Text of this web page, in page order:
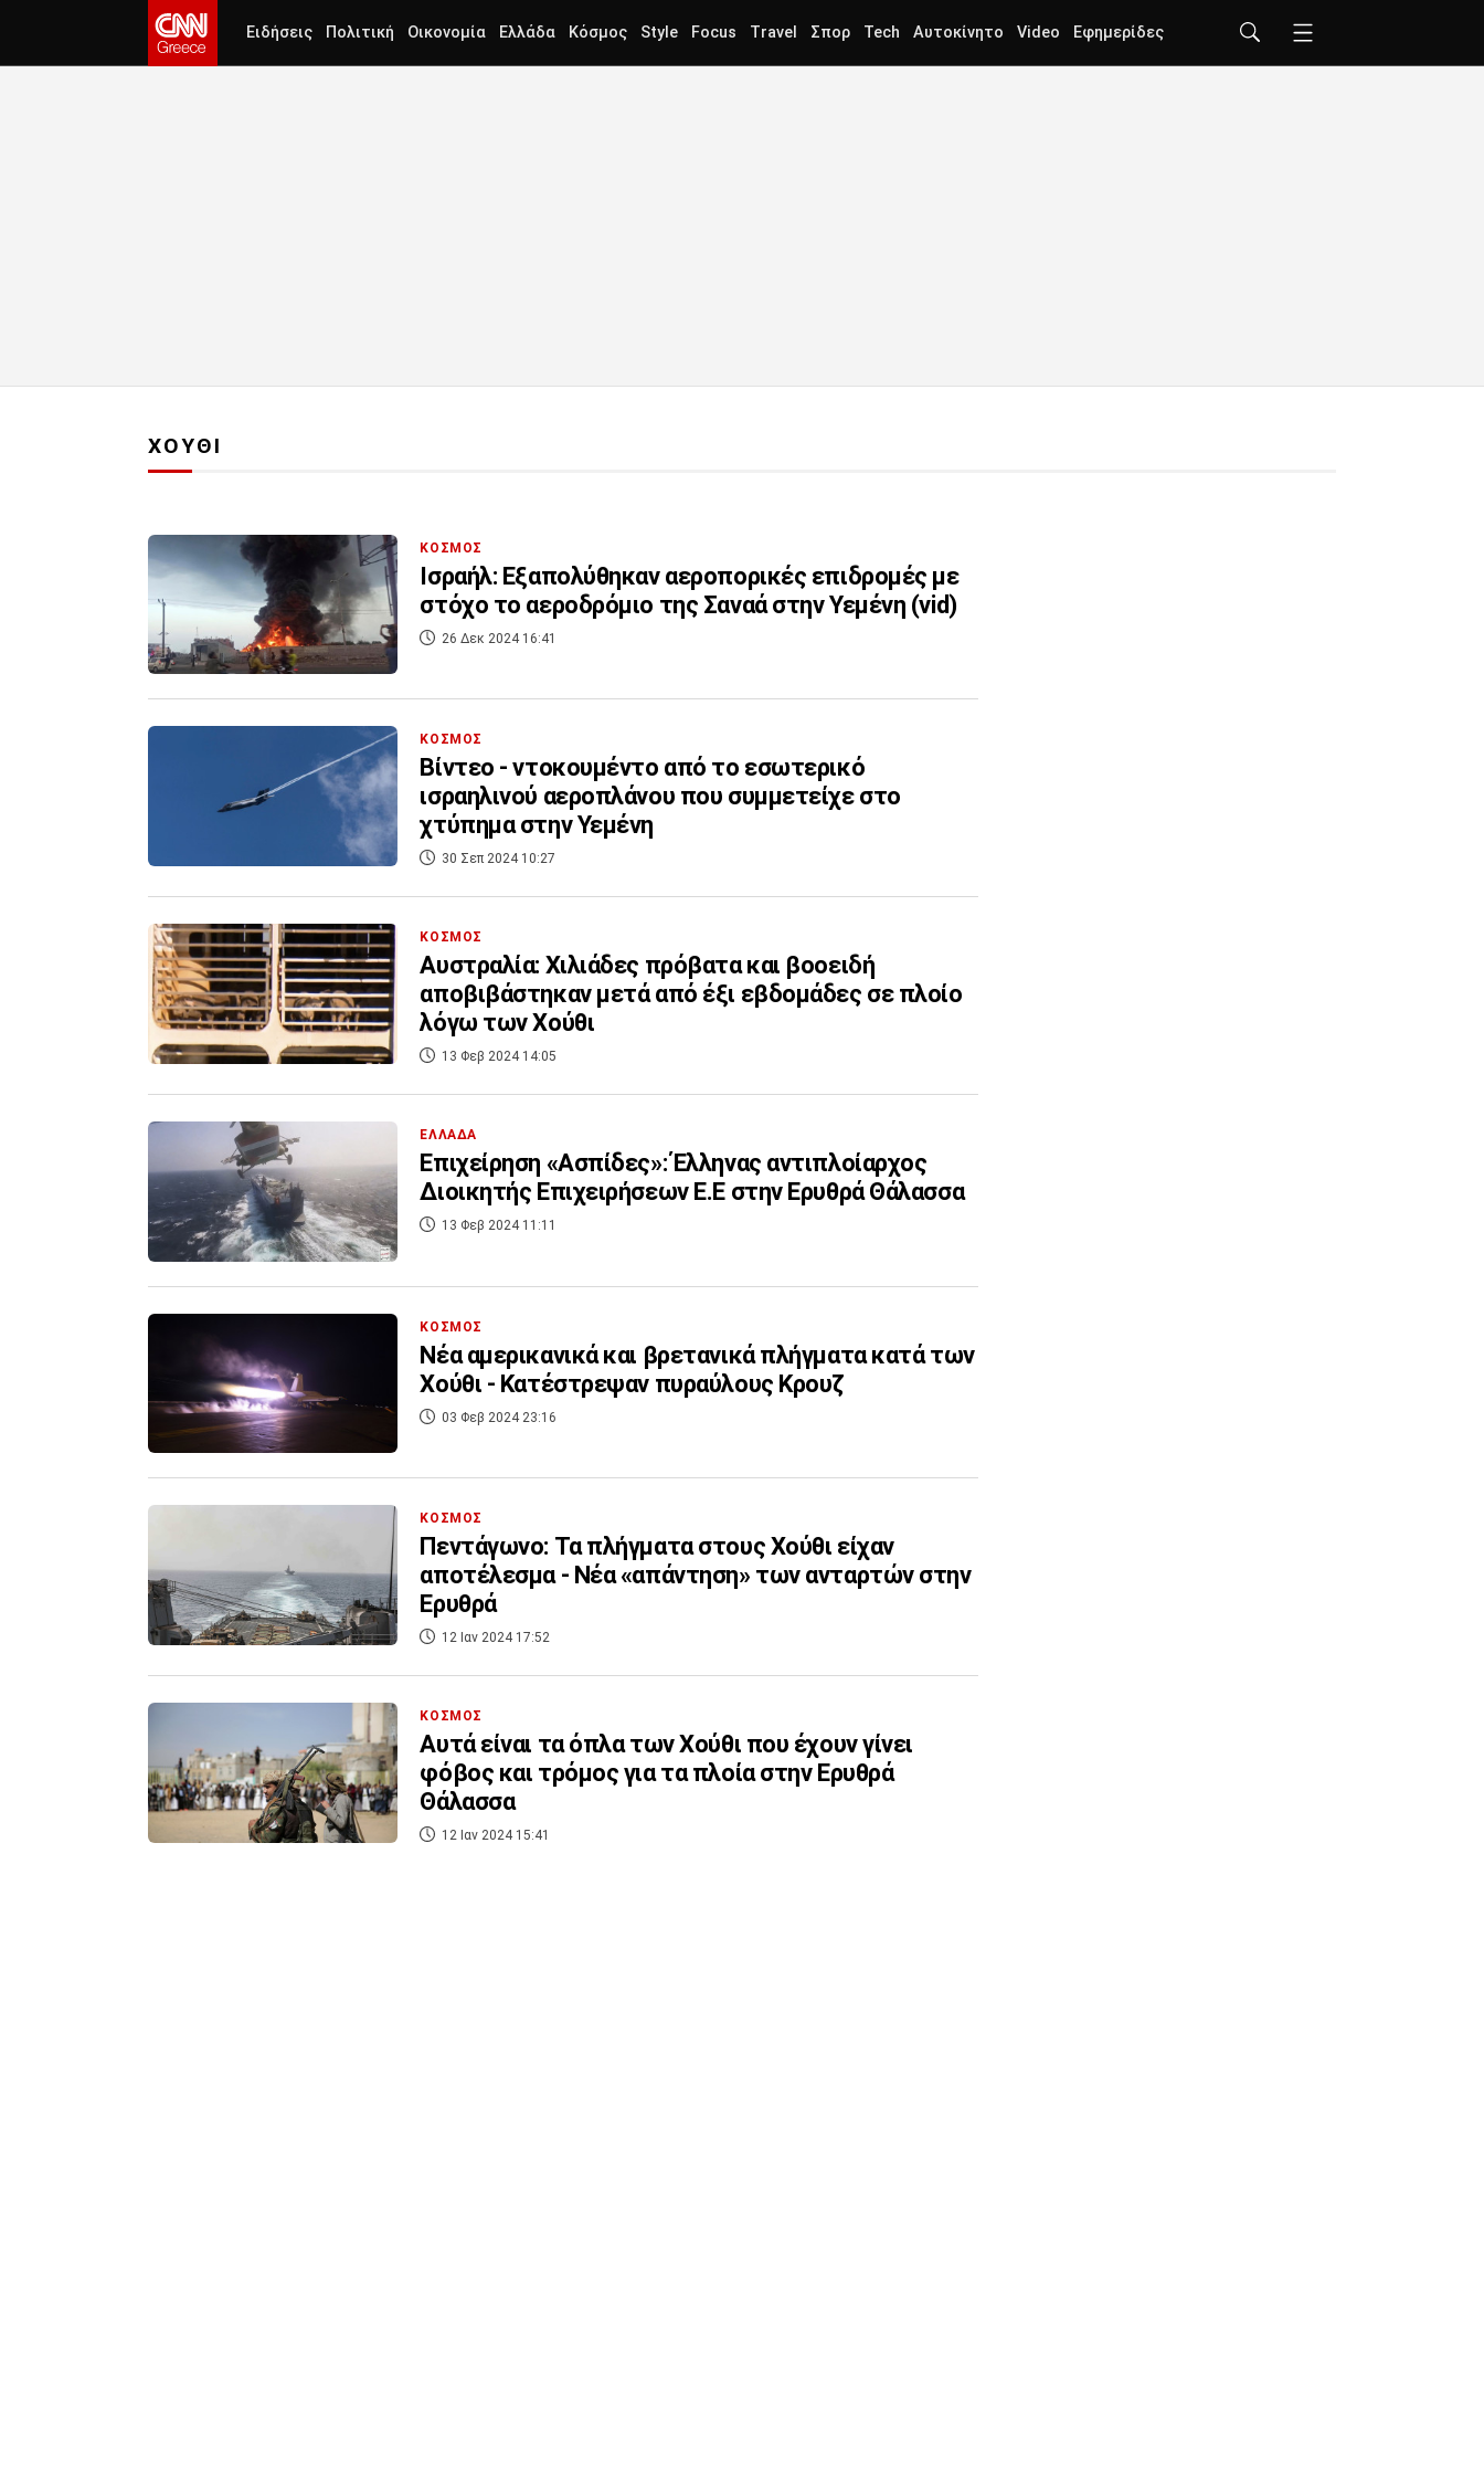
Ειδήσεις Πολιτική Οικονομία Ελλάδα Κόσμος Style Focus Travel Σπορ Tech Αυτοκίνητο Video Εφημερίδες
ΧΟΥΘΙ
ΚΟΣΜΟΣ
Ισραήλ: Εξαπολύθηκαν αεροπορικές επιδρομές με
στόχο το αεροδρόμιο της Σαναά στην Υεμένη (vid)
26 Δεκ 2024 16:41
ΚΟΣΜΟΣ
Βίντεο - ντοκουμέντο από το εσωτερικό
ισραηλινού αεροπλάνου που συμμετείχε στο
χτύπημα στην Υεμένη
30 Σεπ 2024 10:27
ΚΟΣΜΟΣ
Αυστραλία: Χιλιάδες πρόβατα και βοοειδή
αποβιβάστηκαν μετά από έξι εβδομάδες σε πλοίο
λόγω των Χούθι
13 Φεβ 2024 14:05
ΕΛΛΑΔΑ
Επιχείρηση «Ασπίδες»: Έλληνας αντιπλοίαρχος
Διοικητής Επιχειρήσεων Ε.Ε στην Ερυθρά Θάλασσα
13 Φεβ 2024 11:11
ΚΟΣΜΟΣ
Νέα αμερικανικά και βρετανικά πλήγματα κατά των
Χούθι - Κατέστρεψαν πυραύλους Κρουζ
03 Φεβ 2024 23:16
ΚΟΣΜΟΣ
Πεντάγωνο: Τα πλήγματα στους Χούθι είχαν
αποτέλεσμα - Νέα «απάντηση» των ανταρτών στην
Ερυθρά
12 Ιαν 2024 17:52
ΚΟΣΜΟΣ
Αυτά είναι τα όπλα των Χούθι που έχουν γίνει
φόβος και τρόμος για τα πλοία στην Ερυθρά
Θάλασσα
12 Ιαν 2024 15:41